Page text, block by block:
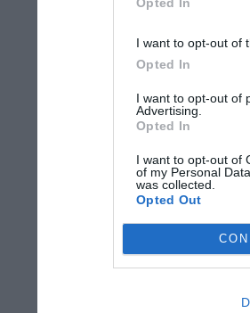
I want to opt-out of
Opted In
I want to opt-out of
Advertising.
Opted In
I want to opt-out of
of my Personal
was collected.
Opted Out